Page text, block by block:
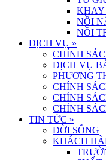
KHAY
NỒI
NỒI
DỊCH VỤ »
CHÍNH
DỊCH VỤ
PHƯƠNG
CHÍNH
CHÍNH
CHÍNH
TIN TỨC »
ĐỜI SỐNG
KHÁCH